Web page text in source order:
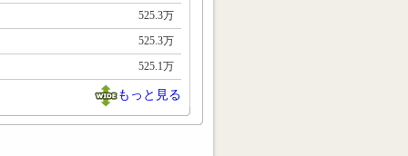
525.3万
525.3万
525.1万
もっと見る